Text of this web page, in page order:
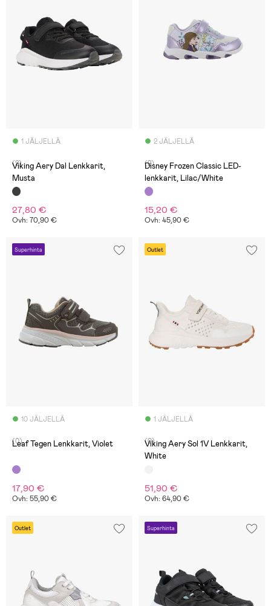
1 JÄLJELLÄ
(2)
Viking Aery Dal Lenkkarit,
Musta
27,80 €
Ovh: 70,90 €
2 JÄLJELLÄ
(2)
Disney Frozen Classic LED-
lenkkarit, Lilac/White
15,20 €
Ovh: 45,90 €
Superhinta
10 JÄLJELLÄ
(0)
Leaf Tegen Lenkkarit, Violet
17,90 €
Ovh: 55,90 €
Outlet
1 JÄLJELLÄ
(0)
Viking Aery Sol 1V Lenkkarit,
White
51,90 €
Ovh: 64,90 €
Outlet Superhinta